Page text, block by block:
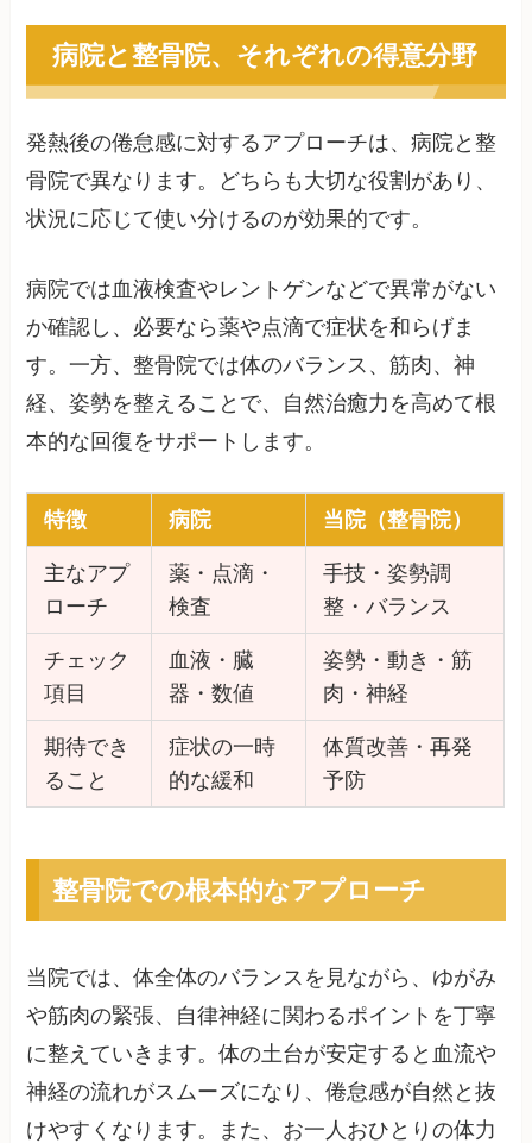
病院と整骨院、それぞれの得意分野
発熱後の倦怠感に対するアプローチは、病院と整
骨院で異なります。どちらも大切な役割があり、
状況に応じて使い分けるのが効果的です。
病院では血液検査やレントゲンなどで異常がない
か確認し、必要なら薬や点滴で症状を和らげま
す。一方、整骨院では体のバランス、筋肉、神
経、姿勢を整えることで、自然治癒力を高めて根
本的な回復をサポートします。
特徴 病院 当院（整骨院）
主なアプ
ローチ
薬・点滴・
検査
手技・姿勢調
整・バランス
チェック
項目
血液・臓
器・数値
姿勢・動き・筋
肉・神経
期待でき
ること
症状の一時
的な緩和
体質改善・再発
予防
整骨院での根本的なアプローチ
当院では、体全体のバランスを見ながら、ゆがみ
や筋肉の緊張、自律神経に関わるポイントを丁寧
に整えていきます。体の土台が安定すると血流や
神経の流れがスムーズになり、倦怠感が自然と抜
けやすくなります。また、お一人おひとりの体力